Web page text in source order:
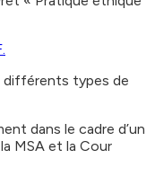
différents types de
dans le cadre d’un
MSA et la Cour